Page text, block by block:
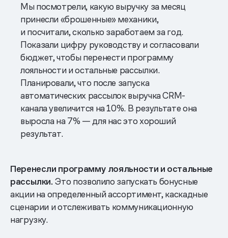
Мы посмотрели, какую выручку за месяц
принесли «брошенные» механики,
и посчитали, сколько заработаем за год.
Показали цифру руководству и согласовали
бюджет, чтобы перенести программу
лояльности и остальные рассылки.
Планировали, что после запуска
автоматических рассылок выручка CRM-
канала увеличится на 10%. В результате она
выросла на 7% — для нас это хороший
результат.
Перенесли программу лояльности и остальные
рассылки. Это позволило запускать бонусные
акции на определенный ассортимент, каскадные
сценарии и отслеживать коммуникационную
нагрузку.